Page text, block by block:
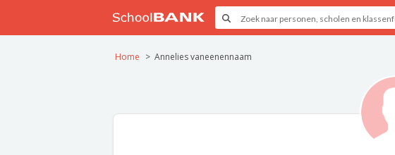
Home Annelies vaneenennaam